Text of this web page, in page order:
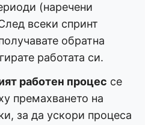
(наречени
всеки спринт
обратна
работата си.
работен процес се
премахването на
за да ускори процеса